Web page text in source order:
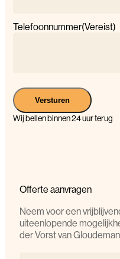
Telefoonnummer(Vereist)
Versturen
Wij bellen binnen 24 uur terug
Offerte aanvragen
Neem voor een
uiteenlopende
der Vorst van